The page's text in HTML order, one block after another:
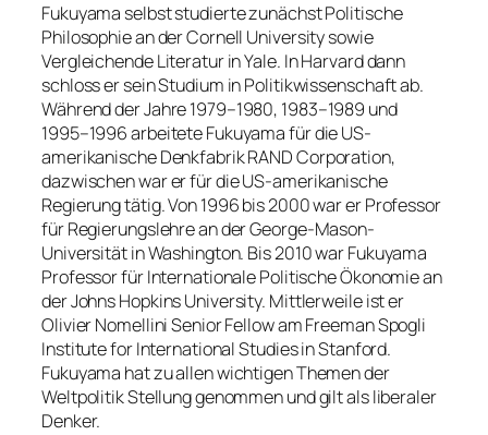
Fukuyama selbst studierte zunächst Politische
Philosophie an der Cornell University sowie
Vergleichende Literatur in Yale. In Harvard dann
schloss er sein Studium in Politikwissenschaft ab.
Während der Jahre 1979–1980, 1983–1989 und
1995–1996 arbeitete Fukuyama für die US-
amerikanische Denkfabrik RAND Corporation,
dazwischen war er für die US-amerikanische
Regierung tätig. Von 1996 bis 2000 war er Professor
für Regierungslehre an der George-Mason-
Universität in Washington. Bis 2010 war Fukuyama
Professor für Internationale Politische Ökonomie an
der Johns Hopkins University. Mittlerweile ist er
Olivier Nomellini Senior Fellow am Freeman Spogli
Institute for International Studies in Stanford.
Fukuyama hat zu allen wichtigen Themen der
Weltpolitik Stellung genommen und gilt als liberaler
Denker.